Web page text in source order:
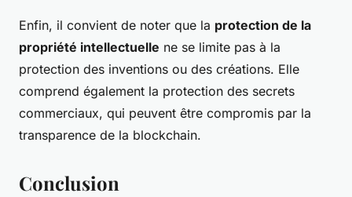
Enfin, il convient de noter que la protection de la
propriété intellectuelle ne se limite pas à la
protection des inventions ou des créations. Elle
comprend également la protection des secrets
commerciaux, qui peuvent être compromis par la
transparence de la blockchain.
Conclusion